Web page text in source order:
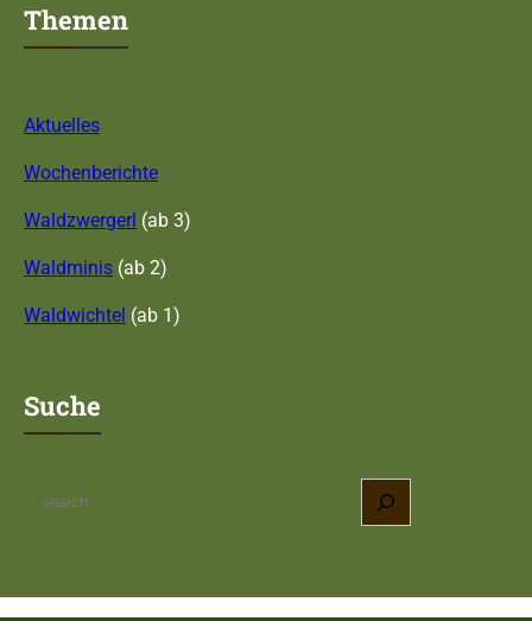
Themen
Aktuelles
Wochenberichte
Waldzwergerl (ab 3)
Waldminis (ab 2)
Waldwichtel (ab 1)
Suche
c